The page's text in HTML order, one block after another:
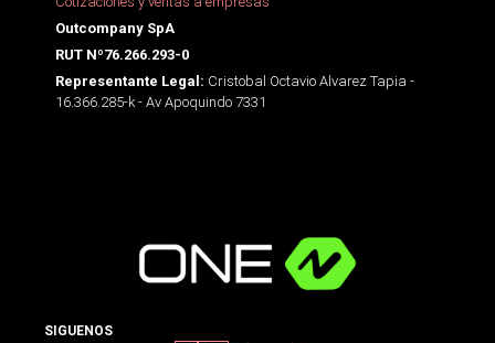
Outcompany SpA
RUT Nº76.266.293-0
Representante Legal: Cristobal Octavio Alvarez Tapia -
16.366.285-k - Av Apoquindo 7331
SIGUENOS